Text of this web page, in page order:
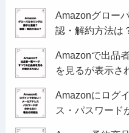
Amazonグロー
認・解約方法は
Amazonで出品
を見るが表示さ
Amazonにログ
ス・パスワード